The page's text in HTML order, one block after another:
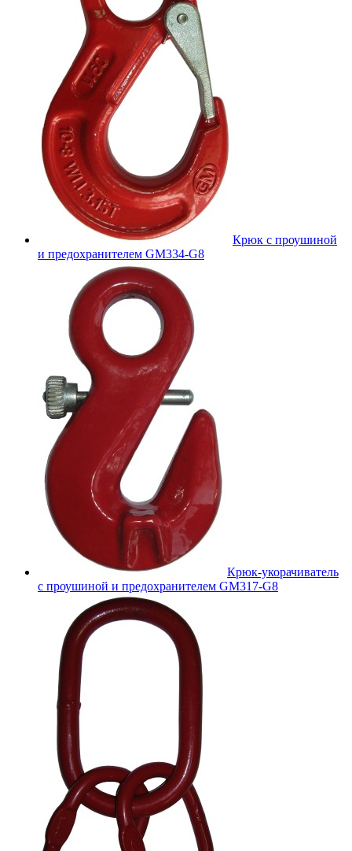
Крюк с проушиной
и предохранителем GM334-G8
Крюк-укорачиватель
с проушиной и предохранителем GM317-G8